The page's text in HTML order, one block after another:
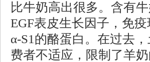
比牛奶高出很多。含有
EGF表皮生长因子，免
α-S1的酪蛋白。在过去
费者不适应，限制了羊